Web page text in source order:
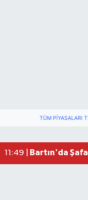
TÜM PIYASALARI
11:49 | Bartın'da